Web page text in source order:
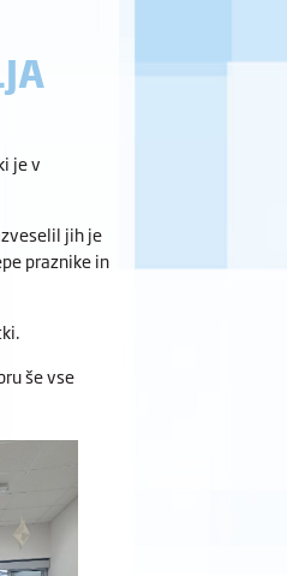
je v
jih je
praznike in
še vse